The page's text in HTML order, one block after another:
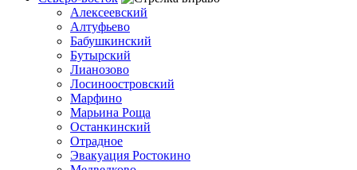
Алексеевский
Алтуфьево
Бабушкинский
Бутырский
Лианозово
Лосиноостровский
Марфино
Марьина Роща
Останкинский
Отрадное
Эвакуация Ростокино